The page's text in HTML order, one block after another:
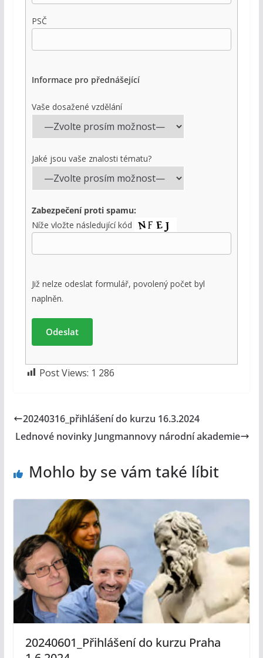
PSČ
Informace pro přednášející
Vaše dosažené vzdělání
Jaké jsou vaše znalosti tématu?
Zabezpečení proti spamu:
Níže vložte následující kód
Již nelze odeslat formulář, povolený počet byl
naplněn.
Post Views: 1 286
20240316_přihlášení do kurzu 16.3.2024
Lednové novinky Jungmannovy národní akademie
Mohlo by se vám také líbit
20240601_Přihlášení do kurzu Praha